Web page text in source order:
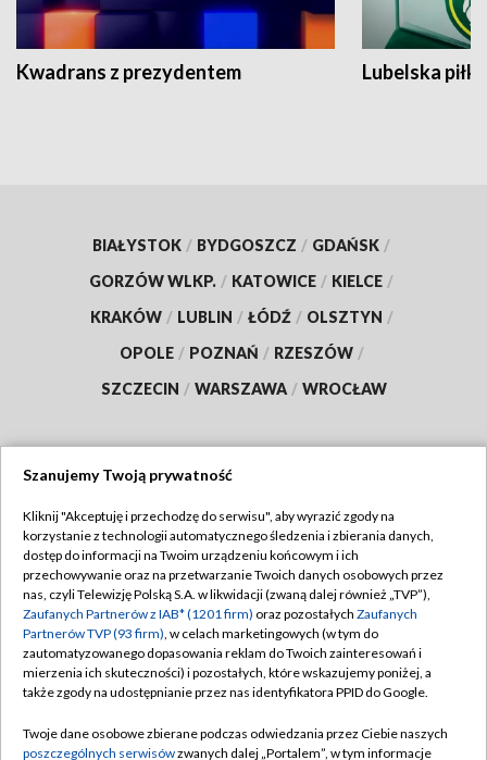
Kwadrans z prezydentem Lubelska piłka
BIAŁYSTOK / BYDGOSZCZ / GDAŃSK /
GORZÓW WLKP. / KATOWICE / KIELCE /
KRAKÓW / LUBLIN / ŁÓDŹ / OLSZTYN /
OPOLE / POZNAŃ / RZESZÓW /
SZCZECIN / WARSZAWA / WROCŁAW
TVP
Abonament TVP
Emisja w TVP
Centrum informacji TVP
Naziemna Telewizja Cyfrowa
Rada Programowa
Regulamin TVP
Polityka prywatności
Moje zgody
Pomoc
Kontakt
Szanujemy Twoją prywatność
Kliknij "Akceptuję i przechodzę do serwisu", aby wyrazić zgody na
korzystanie z technologii automatycznego śledzenia i zbierania danych,
dostęp do informacji na Twoim urządzeniu końcowym i ich
przechowywanie oraz na przetwarzanie Twoich danych osobowych przez
nas, czyli Telewizję Polską S.A. w likwidacji (zwaną dalej również „TVP”),
Zaufanych Partnerów z IAB* (1201 firm) oraz pozostałych Zaufanych
Partnerów TVP (93 firm), w celach marketingowych (w tym do
zautomatyzowanego dopasowania reklam do Twoich zainteresowań i
mierzenia ich skuteczności) i pozostałych, które wskazujemy poniżej, a
także zgody na udostępnianie przez nas identyfikatora PPID do Google.
Twoje dane osobowe zbierane podczas odwiedzania przez Ciebie naszych
poszczególnych serwisówzwanych dalej „Portalem”, w tym informacje